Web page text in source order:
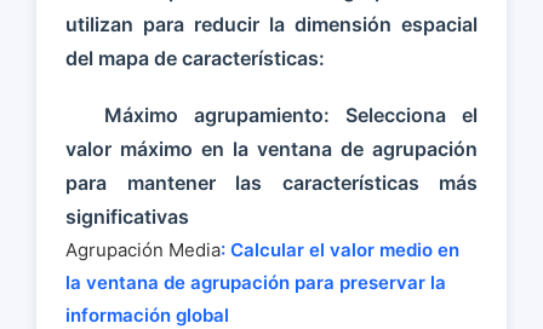
utilizan para reducir la dimensión espacial
del mapa de características:
Máximo agrupamiento: Selecciona el
valor máximo en la ventana de agrupación
para mantener las características más
significativas
Agrupación Media: Calcular el valor medio en
la ventana de agrupación para preservar la
información global